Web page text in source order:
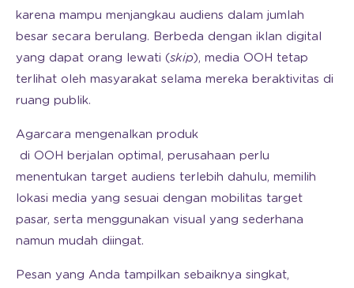
karena mampu menjangkau audiens dalam jumlah
besar secara berulang. Berbeda dengan iklan digital
yang dapat orang lewati (skip), media OOH tetap
terlihat oleh masyarakat selama mereka beraktivitas di
ruang publik.
Agarcara mengenalkan produk
di OOH berjalan optimal, perusahaan perlu
menentukan target audiens terlebih dahulu, memilih
lokasi media yang sesuai dengan mobilitas target
pasar, serta menggunakan visual yang sederhana
namun mudah diingat.
Pesan yang Anda tampilkan sebaiknya singkat,